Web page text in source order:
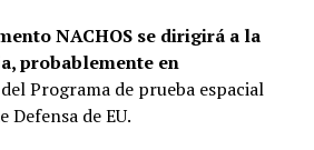
NACHOS se dirigirá a la
probablemente en
Programa de prueba espacial
de EU.